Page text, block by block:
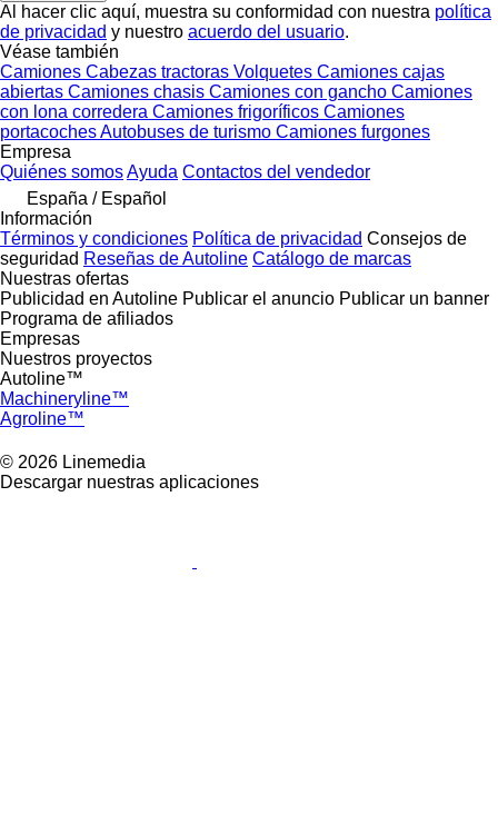
Al hacer clic aquí, muestra su conformidad con nuestra política
de privacidad y nuestro acuerdo del usuario.
Véase también
Camiones Cabezas tractoras Volquetes Camiones cajas
abiertas Camiones chasis Camiones con gancho Camiones
con lona corredera Camiones frigoríficos Camiones
portacochesAutobuses de turismo Camiones furgones
Empresa
Quiénes somosAyuda Contactos del vendedor
España / Español
Información
Términos y condiciones Política de privacidad Consejos de
seguridad Reseñas de Autoline Catálogo de marcas
Nuestras ofertas
Publicidad en Autoline Publicar el anuncio Publicar un banner
Programa de afiliados
Empresas
Nuestros proyectos
Autoline™
Machineryline™
Agroline™
© 2026 Linemedia
Descargar nuestras aplicaciones